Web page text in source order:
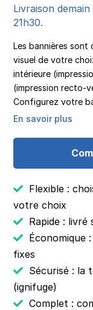
Livraison
21h30.
Les bannières sont
visuel de votre
intérieure
(impression recto-
Configurez votre
En savoir plus
Flexible :
votre choix
Rapide : livré
Économique
fixes
Sécurisé : la
(ignifuge)
Complet :